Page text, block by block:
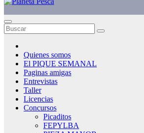
Quienes somos
El PIQUE SEMANAL
Paginas amigas
Entrevistas
Taller
Licencias
Concursos
Picaditos
FEPYLBA